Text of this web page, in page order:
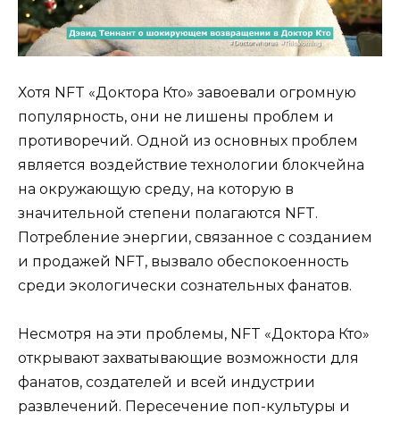
Хотя NFT «Доктора Кто» завоевали огромную
популярность, они не лишены проблем и
противоречий. Одной из основных проблем
является воздействие технологии блокчейна
на окружающую среду, на которую в
значительной степени полагаются NFT.
Потребление энергии, связанное с созданием
и продажей NFT, вызвало обеспокоенность
среди экологически сознательных фанатов.
Несмотря на эти проблемы, NFT «Доктора Кто»
открывают захватывающие возможности для
фанатов, создателей и всей индустрии
развлечений. Пересечение поп-культуры и